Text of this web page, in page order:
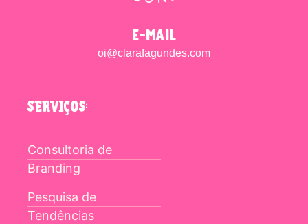
e-mail
oi@clarafagundes.com
SERVIÇOS:
Consultoria de
Branding
Pesquisa de
Tendências